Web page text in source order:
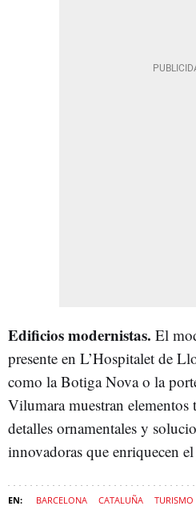
Edificios modernistas. El
presente en L’Hospitalet de
como la Botiga Nova o la
Vilumara muestran elementos
detalles ornamentales y
innovadoras que enriquecen
BARCELONA CATALUÑA TURISMO